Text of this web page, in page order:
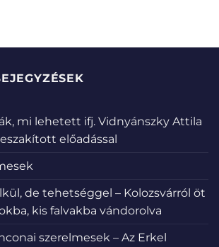
mi lehetett ifj. Vidnyánszky Attila
előadással
de tehetséggel – Kolozsvárról öt
kis falvakba vándorolva
szerelmesek – Az Erkel